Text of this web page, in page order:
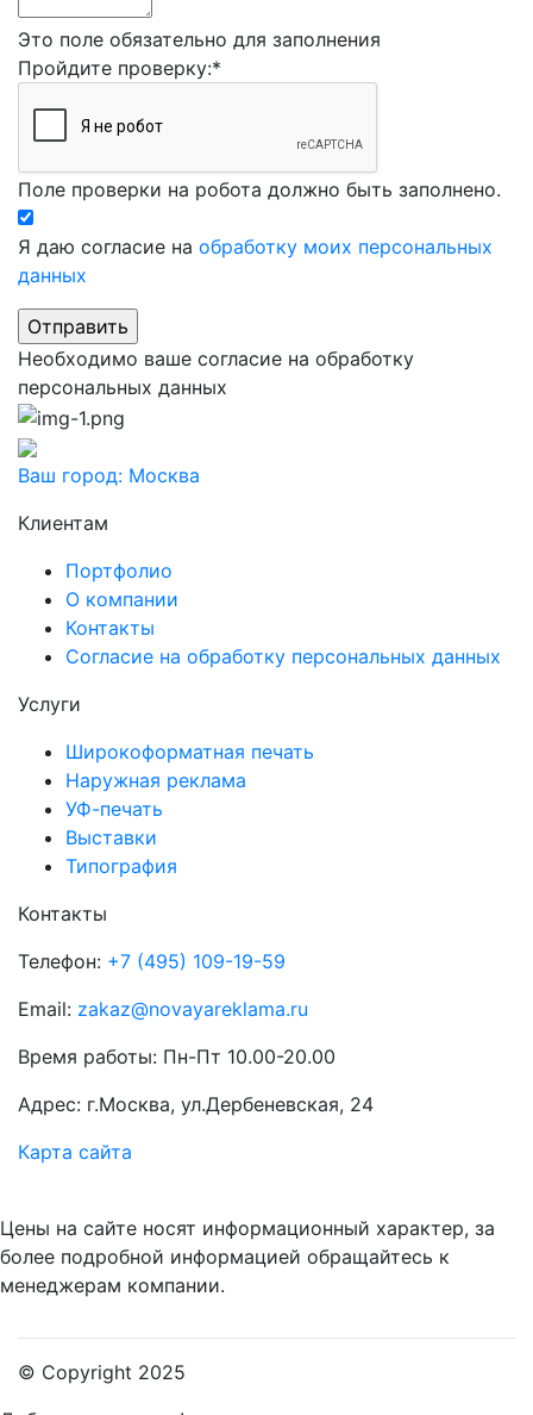
Это поле обязательно для заполнения
Пройдите проверку:*
Поле проверки на робота должно быть заполнено.
Я даю согласие на обработку моих персональных
данных
Необходимо ваше согласие на обработку
персональных данных
Ваш город: Москва
Клиентам
Портфолио
О компании
Контакты
Согласие на обработку персональных данных
Услуги
Широкоформатная печать
Наружная реклама
УФ-печать
Выставки
Типография
Контакты
Телефон: +7 (495) 109-19-59
Email: zakaz@novayareklama.ru
Время работы: Пн-Пт 10.00-20.00
Адрес: г.Москва, ул.Дербеневская, 24
Карта сайта
Цены на сайте носят информационный характер, за
более подробной информацией обращайтесь к
менеджерам компании.
© Copyright 2025